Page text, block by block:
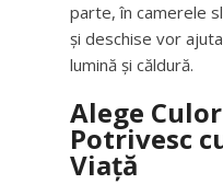
parte, în camerele
și deschise vor
lumină și căldură.
Alege
Potrivesc
Viață